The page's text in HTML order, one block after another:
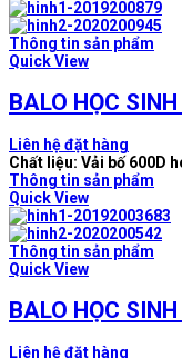
Thông tin sản phẩm
Quick View
BALO HỌC
Liên hệ đặt hàng
Chất liệu: Vải bố 600D
Thông tin sản phẩm
Quick View
Thông tin sản phẩm
Quick View
BALO HỌC
Liên hệ đặt hàng